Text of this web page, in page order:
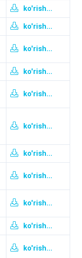
ko'rish...
ko'rish...
ko'rish...
ko'rish...
ko'rish...
ko'rish...
ko'rish...
ko'rish...
ko'rish...
ko'rish...
ko'rish...